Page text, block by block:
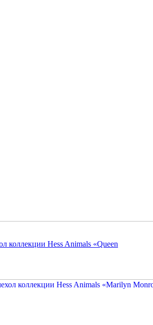
коллекции Hess Animals «Queen